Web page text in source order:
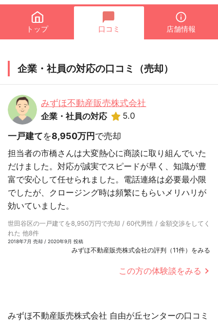
トップ 口コミ 店舗情報
企業・社員の対応の口コミ（売却）
みずほ不動産販売株式会社
企業・社員の対応 5.0
一戸建てを8,950万円で売却
担当者の市橋さんは大変熱心に商談に取り組んでいた
だけました。対応が誠実でスピードが早く、知識が豊
富で安心して任せられました。電話連絡は必要最小限
でしたが、クロージング時は頻繁にもらいメリハリが
効いていました。
世田谷区の一戸建てを8,950万円で売却 / 60代男性 / 金額交渉をしてく
れた 他8件
2018年7月 売却 / 2020年9月 投稿
みずほ不動産販売株式会社の評判（11件）をみる
この方の体験談をみる
みずほ不動産販売株式会社 自由が丘センターの口コミ